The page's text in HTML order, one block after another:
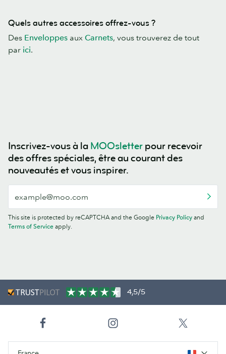
Quels autres accessoires offrez-vous ?
Des Enveloppes aux Carnets, vous trouverez de tout
par ici.
Inscrivez-vous à la MOOsletter pour recevoir
des offres spéciales, être au courant des
nouveautés et vous inspirer.
This site is protected by reCAPTCHA and the Google Privacy Policy and
Terms of Service apply.
4,5/5